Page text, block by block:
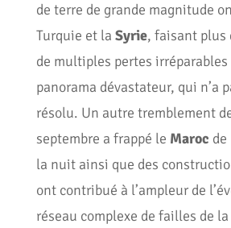
de terre de grande magnitude
Turquie et la Syrie, faisant plus
de multiples pertes
panorama dévastateur, qui n’a
résolu. Un autre tremblement
septembre a frappé le Maroc
la nuit ainsi que des
ont contribué à l’ampleur de
réseau complexe de failles de